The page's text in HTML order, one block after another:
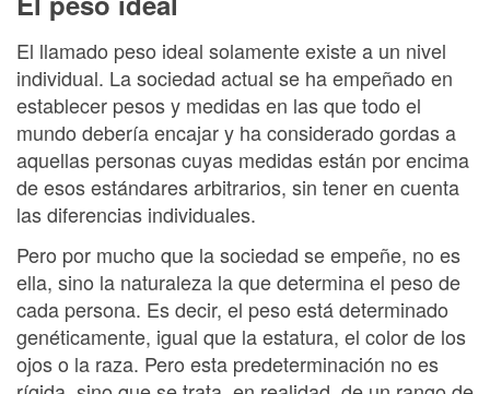
El llamado peso ideal solamente existe a un nivel
individual. La sociedad actual se ha empeñado en
establecer pesos y medidas en las que todo el
mundo debería encajar y ha considerado gordas a
aquellas personas cuyas medidas están por encima
de esos estándares arbitrarios, sin tener en cuenta
las diferencias individuales.
Pero por mucho que la sociedad se empeñe, no es
ella, sino la naturaleza la que determina el peso de
cada persona. Es decir, el peso está determinado
genéticamente, igual que la estatura, el color de los
ojos o la raza. Pero esta predeterminación no es